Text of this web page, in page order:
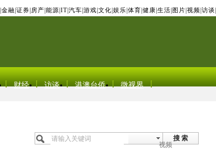
金融 证券 房产 能源 IT| 汽车 游戏 文化 娱乐 体育 健康 生活 图片 视频 访谈
财经 访谈 港澳台侨 微视界
搜 索
视频